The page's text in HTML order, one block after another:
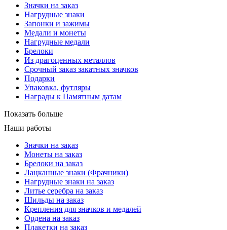
Значки на заказ
Нагрудные знаки
Запонки и зажимы
Медали и монеты
Нагрудные медали
Брелоки
Из драгоценных металлов
Срочный заказ закатных значков
Подарки
Упаковка, футляры
Награды к Памятным датам
Показать больше
Наши работы
Значки на заказ
Монеты на заказ
Брелоки на заказ
Лацканные знаки (Фрачники)
Нагрудные знаки на заказ
Литье серебра на заказ
Шильды на заказ
Крепления для значков и медалей
Ордена на заказ
Плакетки на заказ